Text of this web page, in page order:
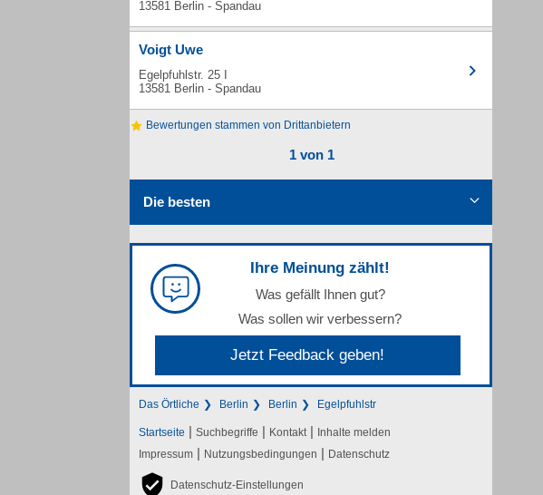
13581 Berlin - Spandau
Voigt Uwe
Egelpfuhlstr. 25 I
13581 Berlin - Spandau
Bewertungen stammen von Drittanbietern
1 von 1
Die besten
Ihre Meinung zählt!
Was gefällt Ihnen gut?
Was sollen wir verbessern?
Jetzt Feedback geben!
Das Örtliche Berlin Berlin Egelpfuhlstr
Startseite | Suchbegriffe | Kontakt | Inhalte melden
Impressum | Nutzungsbedingungen | Datenschutz
Datenschutz-Einstellungen